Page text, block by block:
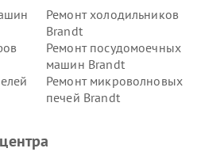
Ремонт холодильников
Brandt
Ремонт посудомоечных
машин Brandt
Ремонт микроволновых
печей Brandt